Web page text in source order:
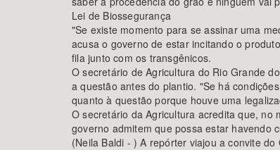
Lei de Biossegurança
"Se existe momento para se assinar uma
acusa o governo de estar incitando o
fila junto com os transgênicos.
O secretário de Agricultura do Rio Grande
a questão antes do plantio. "Se há
quanto à questão porque houve uma
O secretário da Agricultura acredita que, no
governo admitem que possa estar havendo
(Neila Baldi - ) A repórter viajou a convite do